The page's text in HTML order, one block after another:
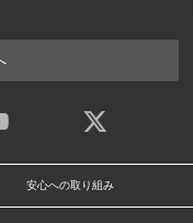
安心への取り組み